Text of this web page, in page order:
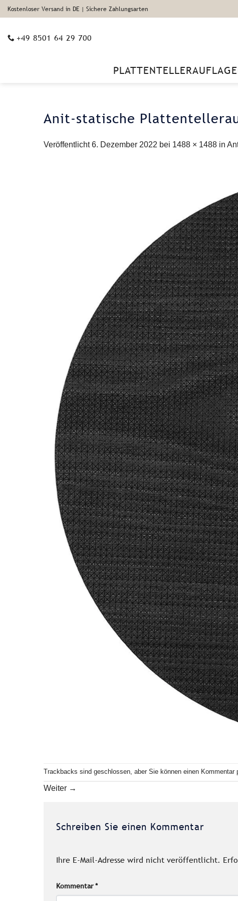
Zum
Inhalt
Kostenloser Versand in DE | Sichere Zahlungsarten
+49 8501 64 29 700
Anit-statische
Veröffentlicht6. Dezember 2022 bei 1488 × 1488 in
Trackbacks sind geschlossen, aber Sie können einen Kommentar
Weiter →
Schreiben Sie einen Kommentar
Ihre E-Mail-Adresse wird nicht veröffentlicht.
Kommentar*